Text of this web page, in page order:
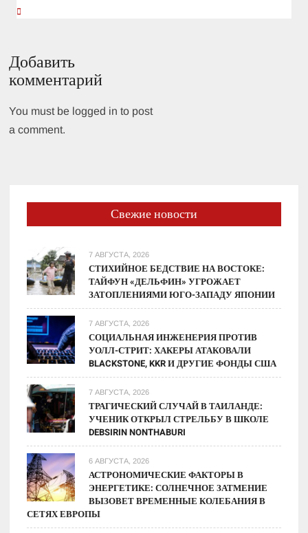
Добавить
комментарий
You must be logged in to post
a comment.
Свежие новости
7 АВГУСТА, 2026
СТИХИЙНОЕ БЕДСТВИЕ НА ВОСТОКЕ:
ТАЙФУН «ДЕЛЬФИН» УГРОЖАЕТ
ЗАТОПЛЕНИЯМИ ЮГО-ЗАПАДУ ЯПОНИИ
7 АВГУСТА, 2026
СОЦИАЛЬНАЯ ИНЖЕНЕРИЯ ПРОТИВ
УОЛЛ-СТРИТ: ХАКЕРЫ АТАКОВАЛИ
BLACKSTONE, KKR И ДРУГИЕ ФОНДЫ США
7 АВГУСТА, 2026
ТРАГИЧЕСКИЙ СЛУЧАЙ В ТАИЛАНДЕ:
УЧЕНИК ОТКРЫЛ СТРЕЛЬБУ В ШКОЛЕ
DEBSIRIN NONTHABURI
6 АВГУСТА, 2026
АСТРОНОМИЧЕСКИЕ ФАКТОРЫ В
ЭНЕРГЕТИКЕ: СОЛНЕЧНОЕ ЗАТМЕНИЕ
ВЫЗОВЕТ ВРЕМЕННЫЕ КОЛЕБАНИЯ В
СЕТЯХ ЕВРОПЫ